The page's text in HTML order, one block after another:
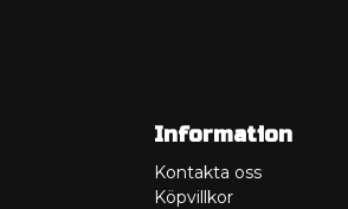
Information
Kontakta oss
Köpvillkor